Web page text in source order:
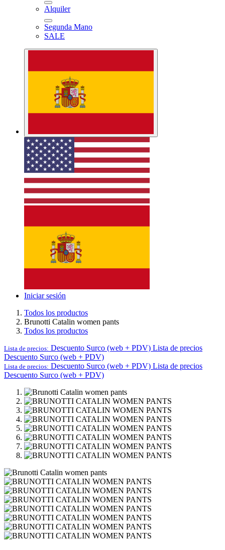
Alquiler
Segunda Mano
SALE
Iniciar sesión
Todos los productos
Brunotti Catalin women pants
Todos los productos
Lista de precios: Descuento Surco (web + PDV) Lista de precios
Descuento Surco (web + PDV)
Lista de precios: Descuento Surco (web + PDV) Lista de precios
Descuento Surco (web + PDV)